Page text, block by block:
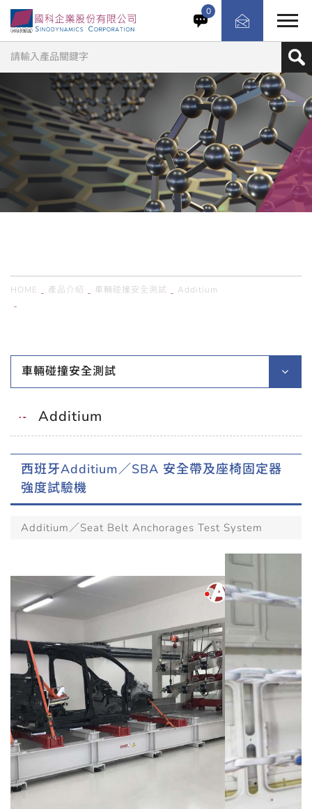
Additium首創的全電動SBA測試平台，已廣泛應用於全球
汽車安全測試實驗室。系統搭載可靠的即時控制器，內建針
對ECE R14及其他類似型態曲線的專屬優化演算法與控制策
略，確保測試過程精準、重複性高。ADDITIUM首次推出超
輕量高強度鏈條，可大幅提升您的安全帶固定測試台操作和
測試設定。此鏈條100%採用高強度聚合物纖維製成，相比
傳統鋼鏈具有許多優勢。
0
HOME 產品介紹 車輛碰撞安全測試
Additium
車輛碰撞安全測試
Additium
西班牙Additium／SBA 安全帶及座椅固定器
強度試驗機
Additium／Seat Belt Anchorages Test System